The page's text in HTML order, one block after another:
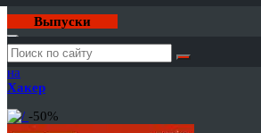
Выпуски
Годовая
подписка
на
Хакер
-50%